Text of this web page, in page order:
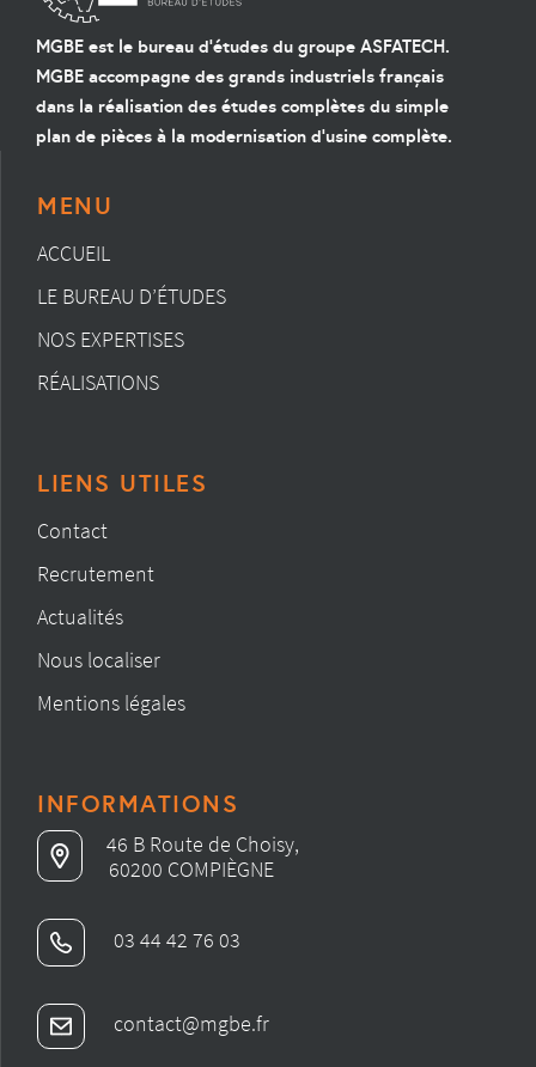
MGBE est le bureau d'études du groupe ASFATECH.
MGBE accompagne des grands industriels français
dans la réalisation des études complètes du simple
plan de pièces à la modernisation d'usine complète.
MENU
ACCUEIL
LE BUREAU D’ÉTUDES
NOS EXPERTISES
RÉALISATIONS
LIENS UTILES
Contact
Recrutement
Actualités
Nous localiser
Mentions légales
INFORMATIONS
46 B Route de Choisy,
60200 COMPIÈGNE
03 44 42 76 03
contact@mgbe.fr